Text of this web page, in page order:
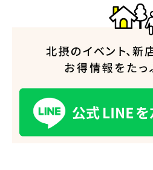
#自然とふれあう#ラン
#大阪学院